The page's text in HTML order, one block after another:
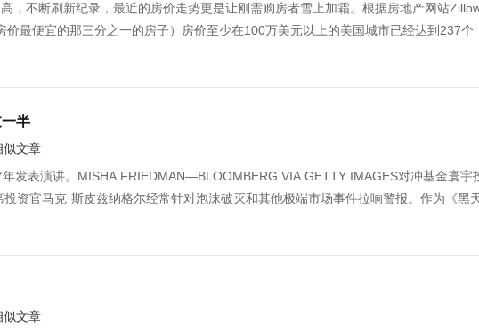
，不断刷新纪录，最近的房价走势更是让刚需购房者雪上加霜。根据房地产网站
最便宜的那三分之一的房子）房价至少在100万美元以上的美国城市已经达到237个
半
似文章
发表演讲。MISHA FRIEDMAN—BLOOMBERG VIA GETTY IMAGES对冲基金寰宇
资官马克·斯皮兹纳格尔经常针对泡沫破灭和其他极端市场事件拉响警报。作为《黑
似文章